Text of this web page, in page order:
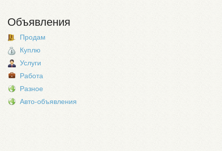
Объявления
Продам
Куплю
Услуги
Работа
Разное
Авто-объявления